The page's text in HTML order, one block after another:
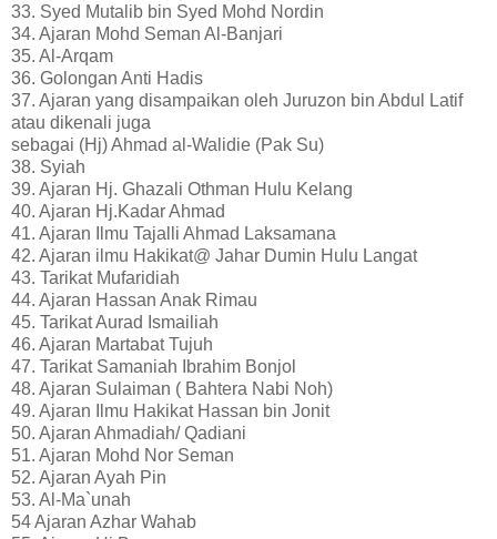
33. Syed Mutalib bin Syed Mohd Nordin
34. Ajaran Mohd Seman Al-Banjari
35. Al-Arqam
36. Golongan Anti Hadis
37. Ajaran yang disampaikan oleh Juruzon bin Abdul Latif
atau dikenali juga
sebagai (Hj) Ahmad al-Walidie (Pak Su)
38. Syiah
39. Ajaran Hj. Ghazali Othman Hulu Kelang
40. Ajaran Hj.Kadar Ahmad
41. Ajaran Ilmu Tajalli Ahmad Laksamana
42. Ajaran ilmu Hakikat@ Jahar Dumin Hulu Langat
43. Tarikat Mufaridiah
44. Ajaran Hassan Anak Rimau
45. Tarikat Aurad Ismailiah
46. Ajaran Martabat Tujuh
47. Tarikat Samaniah Ibrahim Bonjol
48. Ajaran Sulaiman ( Bahtera Nabi Noh)
49. Ajaran Ilmu Hakikat Hassan bin Jonit
50. Ajaran Ahmadiah/ Qadiani
51. Ajaran Mohd Nor Seman
52. Ajaran Ayah Pin
53. Al-Ma`unah
54 Ajaran Azhar Wahab